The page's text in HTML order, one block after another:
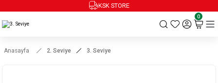
KSK STORE
0
Anasayfa 2. Seviye 3. Seviye